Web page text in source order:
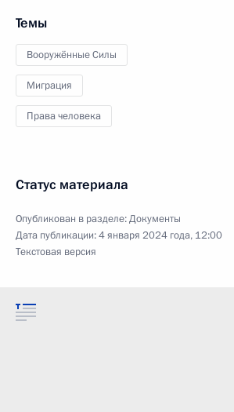
Темы
Вооружённые Силы
Миграция
Права человека
Статус материала
Опубликован в разделе:Документы
Дата публикации:4 января 2024 года, 12:00
Текстовая версия